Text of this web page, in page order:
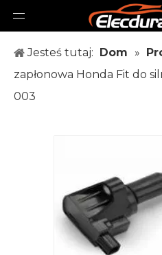
Jesteś tutaj: Dom »
zapłonowa Honda Fit do
003